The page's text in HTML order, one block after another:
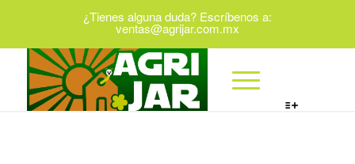
¿Tienes alguna duda? Escríbenos a:
ventas@agrijar.com.mx